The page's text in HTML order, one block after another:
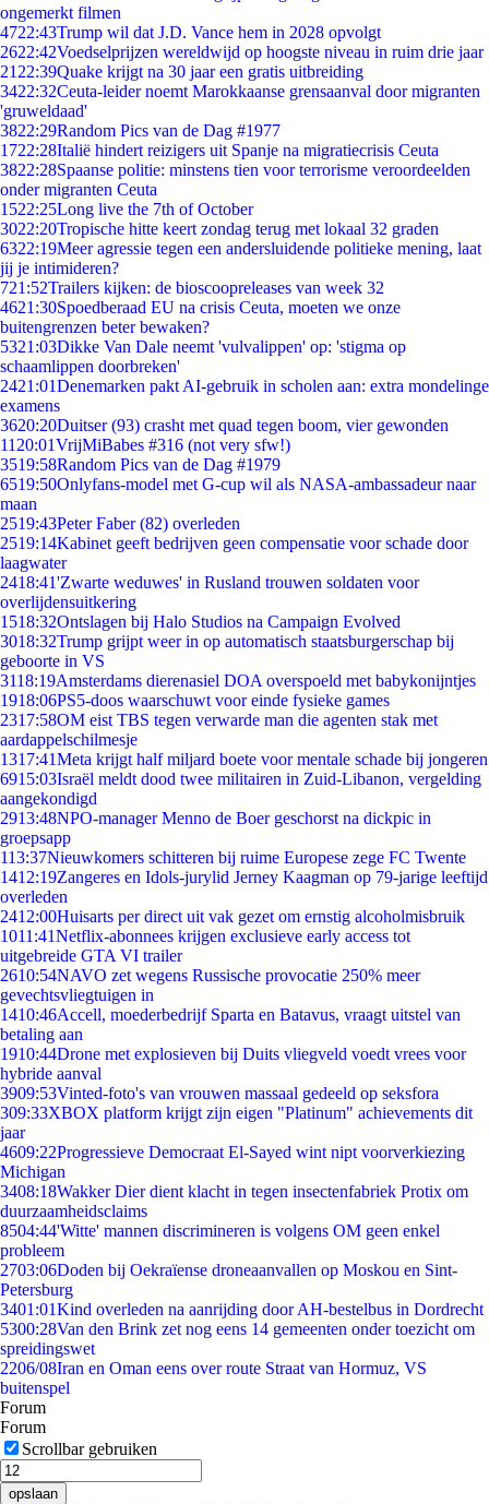
ongemerkt filmen
4722:43Trump wil dat J.D. Vance hem in 2028 opvolgt
2622:42Voedselprijzen wereldwijd op hoogste niveau in ruim drie jaar
21 22:39Quake krijgt na 30 jaar een gratis uitbreiding
3422:32Ceuta-leider noemt Marokkaanse grensaanval door migranten
'gruweldaad'
3822:29Random Pics van de Dag #1977
1722:28Italië hindert reizigers uit Spanje na migratiecrisis Ceuta
3822:28Spaanse politie: minstens tien voor terrorisme veroordeelden
onder migranten Ceuta
1522:25Long live the 7th of October
3022:20Tropische hitte keert zondag terug met lokaal 32 graden
6322:19Meer agressie tegen een andersluidende politieke mening, laat
jij je intimideren?
721:52Trailers kijken: de bioscoopreleases van week 32
4621:30Spoedberaad EU na crisis Ceuta, moeten we onze
buitengrenzen beter bewaken?
5321:03Dikke Van Dale neemt 'vulvalippen' op: 'stigma op
schaamlippen doorbreken'
2421:01Denemarken pakt AI-gebruik in scholen aan: extra mondelinge
examens
3620:20Duitser (93) crasht met quad tegen boom, vier gewonden
11 20:01VrijMiBabes #316 (not very sfw!)
3519:58Random Pics van de Dag #1979
6519:50Onlyfans-model met G-cup wil als NASA-ambassadeur naar
maan
2519:43Peter Faber (82) overleden
2519:14Kabinet geeft bedrijven geen compensatie voor schade door
laagwater
2418:41'Zwarte weduwes' in Rusland trouwen soldaten voor
overlijdensuitkering
1518:32Ontslagen bij Halo Studios na Campaign Evolved
3018:32Trump grijpt weer in op automatisch staatsburgerschap bij
geboorte in VS
3118:19Amsterdams dierenasiel DOA overspoeld met babykonijntjes
1918:06PS5-doos waarschuwt voor einde fysieke games
2317:58OM eist TBS tegen verwarde man die agenten stak met
aardappelschilmesje
1317:41Meta krijgt half miljard boete voor mentale schade bij jongeren
6915:03Israël meldt dood twee militairen in Zuid-Libanon, vergelding
aangekondigd
2913:48NPO-manager Menno de Boer geschorst na dickpic in
groepsapp
113:37Nieuwkomers schitteren bij ruime Europese zege FC Twente
1412:19Zangeres en Idols-jurylid Jerney Kaagman op 79-jarige leeftijd
overleden
2412:00Huisarts per direct uit vak gezet om ernstig alcoholmisbruik
1011:41Netflix-abonnees krijgen exclusieve early access tot
uitgebreide GTA VI trailer
2610:54NAVO zet wegens Russische provocatie 250% meer
gevechtsvliegtuigen in
1410:46Accell, moederbedrijf Sparta en Batavus, vraagt uitstel van
betaling aan
1910:44Drone met explosieven bij Duits vliegveld voedt vrees voor
hybride aanval
3909:53Vinted-foto's van vrouwen massaal gedeeld op seksfora
309:33XBOX platform krijgt zijn eigen "Platinum" achievements dit
jaar
4609:22Progressieve Democraat El-Sayed wint nipt voorverkiezing
Michigan
3408:18Wakker Dier dient klacht in tegen insectenfabriek Protix om
duurzaamheidsclaims
8504:44'Witte' mannen discrimineren is volgens OM geen enkel
probleem
2703:06Doden bij Oekraïense droneaanvallen op Moskou en Sint-
Petersburg
3401:01Kind overleden na aanrijding door AH-bestelbus in Dordrecht
5300:28Van den Brink zet nog eens 14 gemeenten onder toezicht om
spreidingswet
2206/08Iran en Oman eens over route Straat van Hormuz, VS
buitenspel
Forum
Forum
Scrollbar gebruiken
opslaan